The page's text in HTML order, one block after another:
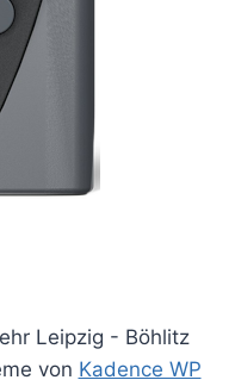
Leipzig - Böhlitz
von Kadence WP